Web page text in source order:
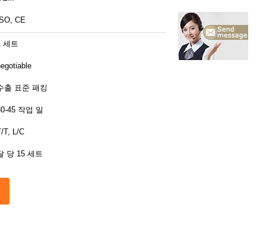
CE
세트
출 표준 패킹
45 작업 일
T, L/C
당 15 세트